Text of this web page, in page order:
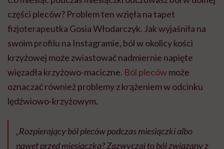
części pleców? Problem ten wzięła na tapet
fizjoterapeutka Gosia Włodarczyk. Jak wyjaśniła na
swoim profilu na Instagramie, ból w okolicy kości
krzyżowej może zwiastować nadmiernie napięte
więzadła krzyżowo-maciczne. Ból plecówmoże
oznaczać również problemy z krążeniem w odcinku
lędźwiowo-krzyżowym.
„Rozpierający ból pleców podczas miesiączki albo
nawet przed miesiączką? Zazwyczaj to ból związany z